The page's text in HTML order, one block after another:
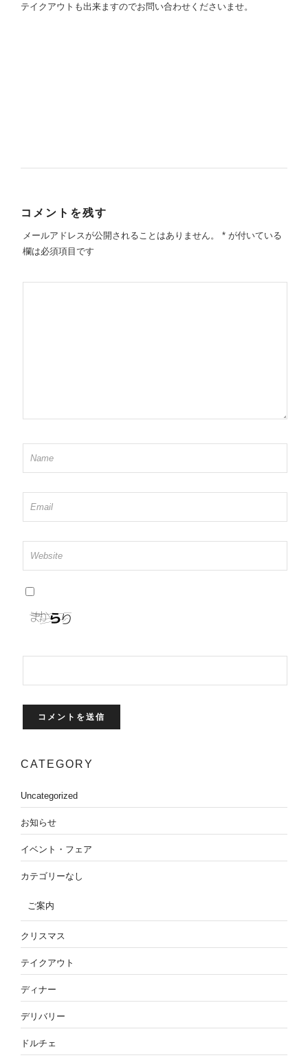
テイクアウトも出来ますのでお問い合わせくださいませ。
コメントを残す
メールアドレスが公開されることはありません。 *が付いている
欄は必須項目です
CATEGORY
Uncategorized
お知らせ
イベント・フェア
カテゴリーなし
ご案内
クリスマス
テイクアウト
ディナー
デリバリー
ドルチェ